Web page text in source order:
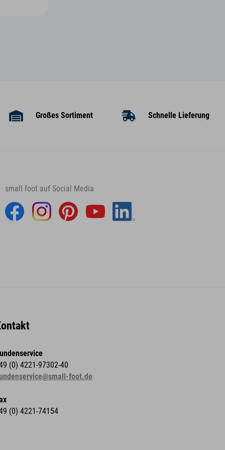
Großes Sortiment Schnelle Lieferung
small foot auf Social Media
(0) 4221-97302-40
foot.de
(0) 4221-74154